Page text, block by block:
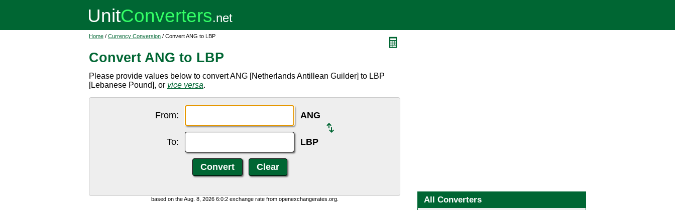
Home / Currency Conversion / Convert ANG to LBP
Convert ANG to LBP
Please provide values below to convert ANG [Netherlands Antillean Guilder] to LBP
[Lebanese Pound], or vice versa.
From: ANG
To: LBP
based on the Aug. 8, 2026 6:0:2 exchange rate from openexchangerates.org. All Converters